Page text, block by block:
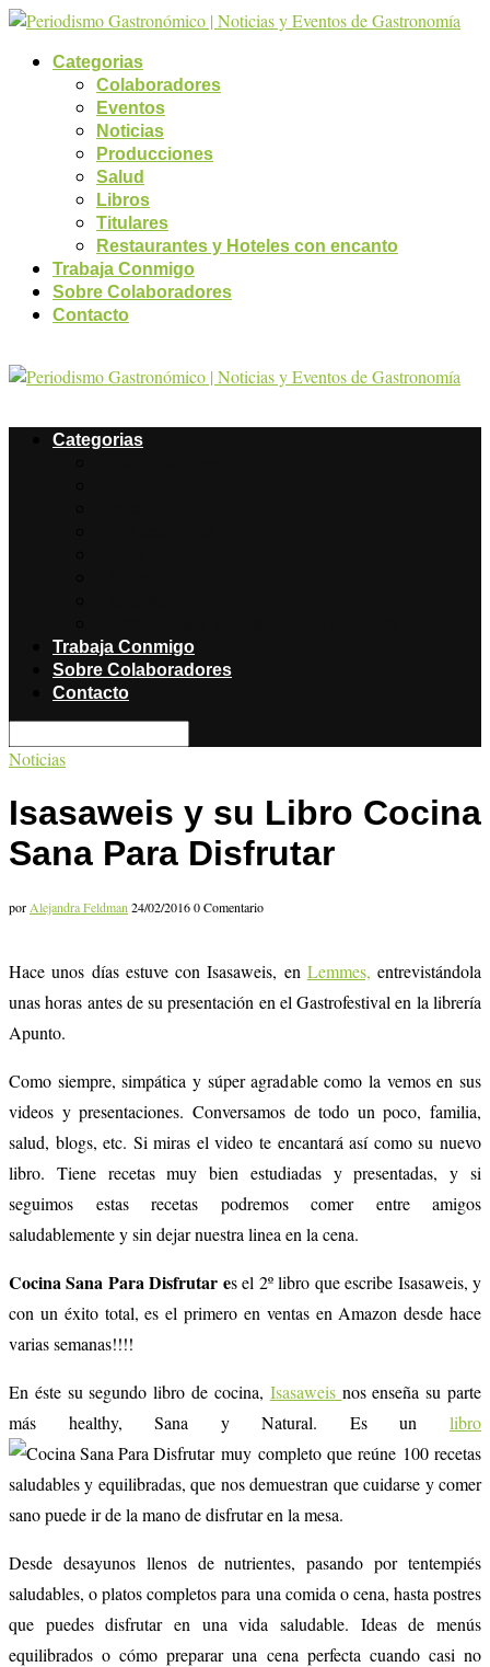
Categorias
Colaboradores
Eventos
Noticias
Producciones
Salud
Libros
Titulares
Restaurantes y Hoteles con encanto
Trabaja Conmigo
Sobre Colaboradores
Contacto
Categorias
Trabaja Conmigo
Sobre Colaboradores
Contacto
Noticias
Isasaweis y su Libro Cocina
Sana Para Disfrutar
por Alejandra Feldman 24/02/20160 Comentario
Hace unos días estuve con Isasaweis, en Lemmes, entrevistándola
unas horas antes de su presentación en el Gastrofestival en la librería
Apunto.
Como siempre, simpática y súper agradable como la vemos en sus
videos y presentaciones. Conversamos de todo un poco, familia,
salud, blogs, etc. Si miras el video te encantará así como su nuevo
libro. Tiene recetas muy bien estudiadas y presentadas, y si
seguimos estas recetas podremos comer entre amigos
saludablemente y sin dejar nuestra linea en la cena.
Cocina Sana Para Disfrutar es el 2º libro que escribe Isasaweis, y
con un éxito total, es el primero en ventas en Amazon desde hace
varias semanas!!!!
En éste su segundo libro de cocina, Isasaweis nos enseña su parte
más healthy, Sana y Natural. Es un libro
muy completo que reúne 100 recetas
saludables y equilibradas, que nos demuestran que cuidarse y comer
sano puede ir de la mano de disfrutar en la mesa.
Desde desayunos llenos de nutrientes, pasando por tentempiés
saludables, o platos completos para una comida o cena, hasta postres
que puedes disfrutar en una vida saludable. Ideas de menús
equilibrados o cómo preparar una cena perfecta cuando casi no